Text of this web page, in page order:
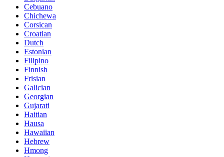
Cebuano
Chichewa
Corsican
Croatian
Dutch
Estonian
Filipino
Finnish
Frisian
Galician
Georgian
Gujarati
Haitian
Hausa
Hawaiian
Hebrew
Hmong